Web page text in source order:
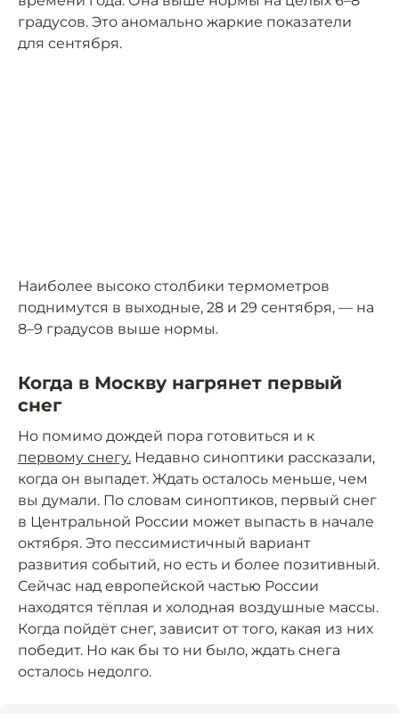
градусов. Это аномально жаркие показатели
для сентября.
Наиболее высоко столбики термометров
поднимутся в выходные, 28 и 29 сентября, — на
8–9 градусов выше нормы.
Когда в Москву нагрянет первый
снег
Но помимо дождей пора готовиться и к
первому снегу. Недавно синоптики рассказали,
когда он выпадет. Ждать осталось меньше, чем
вы думали. По словам синоптиков, первый снег
в Центральной России может выпасть в начале
октября. Это пессимистичный вариант
развития событий, но есть и более позитивный.
Сейчас над европейской частью России
находятся тёплая и холодная воздушные массы.
Когда пойдёт снег, зависит от того, какая из них
победит. Но как бы то ни было, ждать снега
осталось недолго.